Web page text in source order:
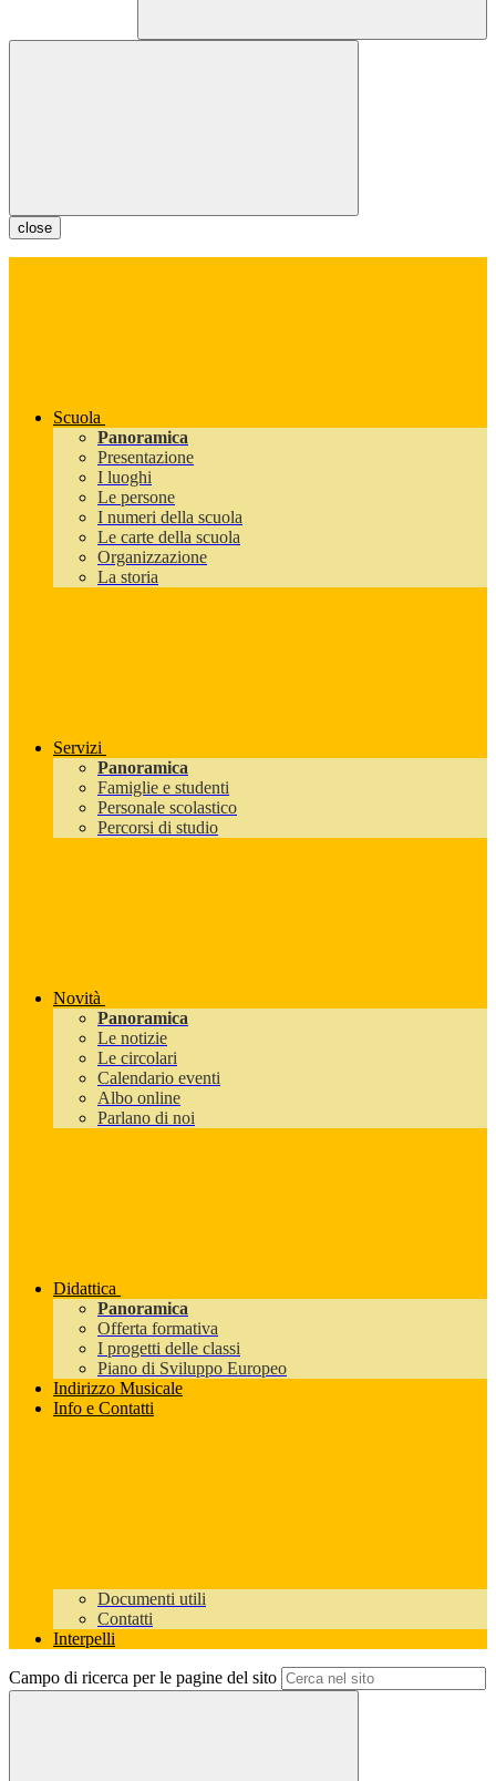
close
Scuola
Panoramica
Presentazione
I luoghi
Le persone
I numeri della scuola
Le carte della scuola
Organizzazione
La storia
Servizi
Panoramica
Famiglie e studenti
Personale scolastico
Percorsi di studio
Novità
Panoramica
Le notizie
Le circolari
Calendario eventi
Albo online
Parlano di noi
Didattica
Panoramica
Offerta formativa
I progetti delle classi
Piano di Sviluppo Europeo
Indirizzo Musicale
Info e Contatti
Documenti utili
Contatti
Interpelli
Campo di ricerca per le pagine del sito